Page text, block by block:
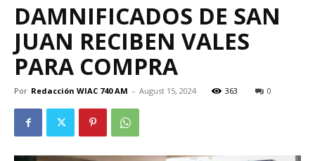
DAMNIFICADOS DE SAN
JUAN RECIBEN VALES
PARA COMPRA
Por Redacción WIAC 740 AM - August 15, 2024 363 0